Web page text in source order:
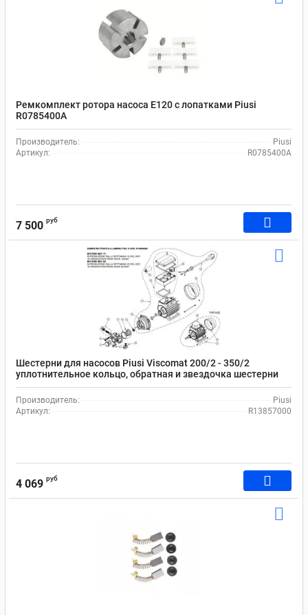
Ремкомплект ротора насоса Е120 с лопатками Piusi
R0785400A
Производитель:
Piusi
Артикул:
R0785400A
7 500 руб
Шестерни для насосов Piusi Viscomat 200/2 - 350/2
уплотнительное кольцо, обратная и звездочка шестерни
Производитель:
Piusi
Артикул:
R13857000
4 069 руб